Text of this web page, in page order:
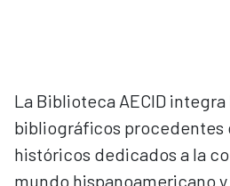
La Biblioteca AECID
bibliográficos procedentes
históricos dedicados a la
mundo hispanoamericano